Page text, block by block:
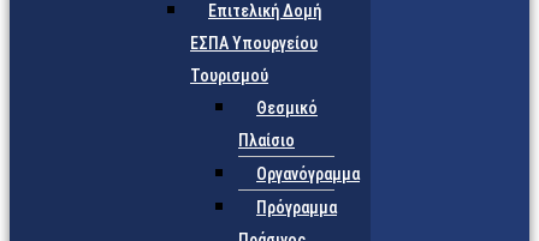
Επιτελική Δομή
ΕΣΠΑ Υπουργείου
Τουρισμού
Θεσμικό
Πλαίσιο
Οργανόγραμμα
Πρόγραμμα